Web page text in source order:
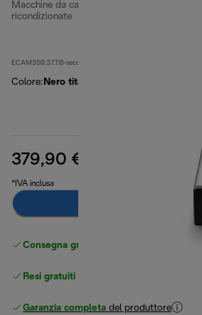
Macchine da caffè completamente
ricondizionate
ECAM359.37.TB-second
Colore: Nero titanio
379,90 € prezzo
*IVA inclusa
Consegna gratuita standard
Resi gratuiti
Garanzia completa del produttore